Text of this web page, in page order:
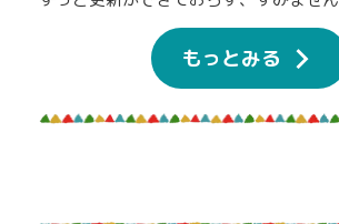
もっとみる